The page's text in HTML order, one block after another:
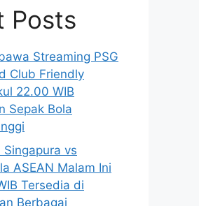
Posts
Streaming PSG
Club Friendly
22.00 WIB
Sepak Bola
vs
ASEAN Malam Ini
Tersedia di
Berbagai